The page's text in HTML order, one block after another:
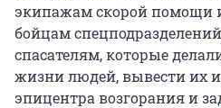
экипажам скорой помощи
бойцам
спасателям, которые
жизни людей, вывести их
эпицентра возгорания и